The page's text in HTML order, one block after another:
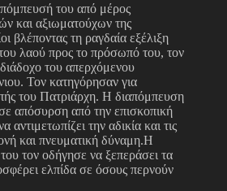
του από μέρος
και αξιωματούχων της
βλέποντας τη ραγδαία εξέλιξη
λαού προς το πρόσωπό του, τον
του απερχόμενου
Τον κατηγόρησαν για
του Πατριάρχη. Η διαπόμπευση
απόσυρση από την επισκοπική
αντιμετωπίζει την αδικία και τις
και πνευματική δύναμη.Η
τον οδήγησε να ξεπεράσει τα
ελπίδα σε όσους περνούν